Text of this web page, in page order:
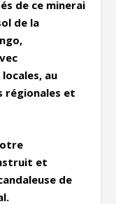
de ce minerai
de la
au
régionales et
et
de